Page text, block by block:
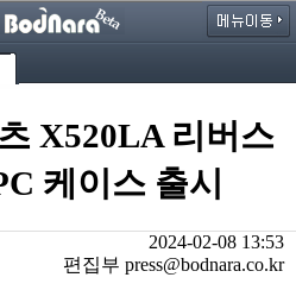
X520LA 리버스
케이스 출시
2024-02-08 13:53
편집부 press@bodnara.co.kr